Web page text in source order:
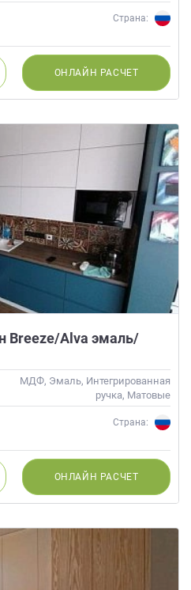
Страна:
ОНЛАЙН РАСЧЕТ
Breeze/Alva эмаль/
МДФ, Эмаль, Интегрированная
ручка, Матовые
Страна:
ОНЛАЙН РАСЧЕТ